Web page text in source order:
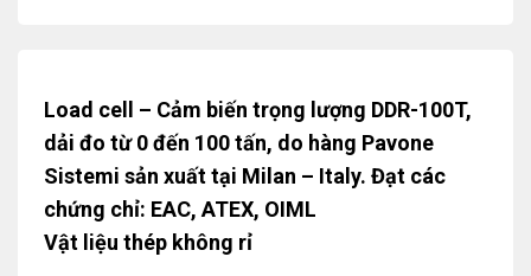
Load cell – Cảm biến trọng lượng DDR-100T,
dải đo từ 0 đến 100 tấn, do hàng Pavone
Sistemi sản xuất tại Milan – Italy. Đạt các
chứng chỉ: EAC, ATEX, OIML
Vật liệu thép không rỉ